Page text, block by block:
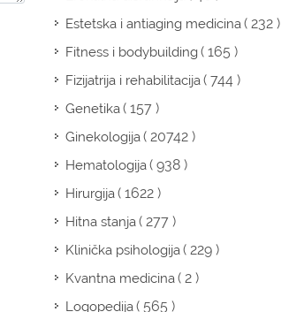
Estetska i antiaging medicina( 232 )
Fitness i bodybuilding( 165 )
Fizijatrija i rehabilitacija( 744 )
Genetika( 157 )
Ginekologija( 20742 )
Hematologija( 938 )
Hirurgija( 1622 )
Hitna stanja( 277 )
Klinička psihologija( 229 )
Kvantna medicina( 2 )
Logopedija( 565 )